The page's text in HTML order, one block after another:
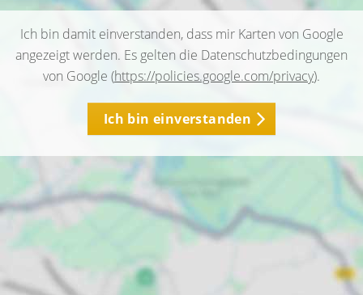
Ich bin damit einverstanden, dass mir Karten von Google
angezeigt werden. Es gelten die Datenschutzbedingungen
von Google (https://policies.google.com/privacy).
Ich bin einverstanden